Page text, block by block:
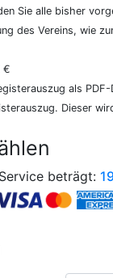
Sie alle bisher
des Vereins, wie
€
als
Dieser
beträgt: